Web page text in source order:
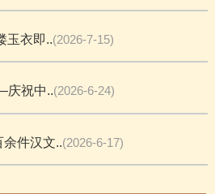
玉衣即..(2026-7-15)
庆祝中..(2026-6-24)
件汉文..(2026-6-17)